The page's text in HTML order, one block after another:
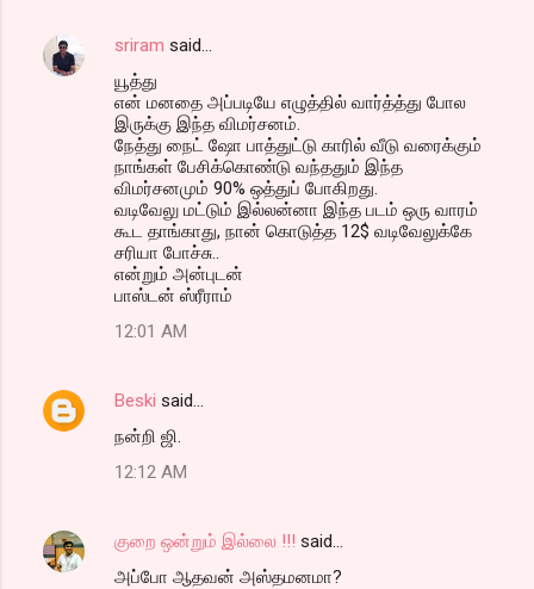
sriram said…
யூத்து
என் மனதை அப்படியே எழுத்தில் வார்த்த்து போல
இருக்கு இந்த விமர்சனம்.
நேத்து நைட் ஷோ பாத்துட்டு காரில் வீடு வரைக்கும்
நாங்கள் பேசிக்கொண்டு வந்ததும் இந்த
விமர்சனமும் 90% ஒத்துப் போகிறது.
வடிவேலு மட்டும் இல்லன்னா இந்த படம் ஒரு வாரம்
கூட தாங்காது, நான் கொடுத்த 12$ வடிவேலுக்கே
சரியா போச்சு..
என்றும் அன்புடன்
பாஸ்டன் ஸ்ரீராம்
12:01 AM
Beski said…
நன்றி ஜி.
12:12 AM
குறை ஒன்றும் இல்லை !!! said…
அப்போ ஆதவன் அஸ்தமனமா?